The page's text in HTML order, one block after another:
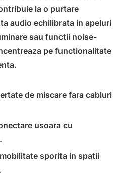
la o purtare
audio echilibrata in apeluri
sau functii noise-
pe functionalitate
de miscare fara cabluri
usoara cu
sporita in spatii